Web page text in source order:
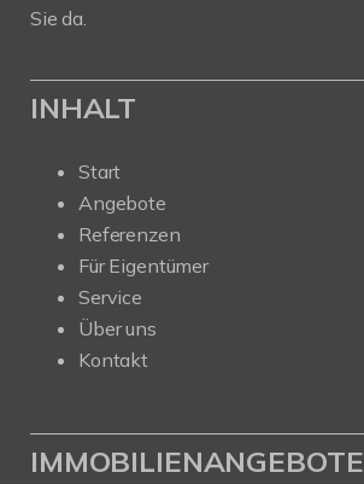
Sie da.
INHALT
Start
Angebote
Referenzen
Für Eigentümer
Service
Über uns
Kontakt
IMMOBILIENANGEBOTE